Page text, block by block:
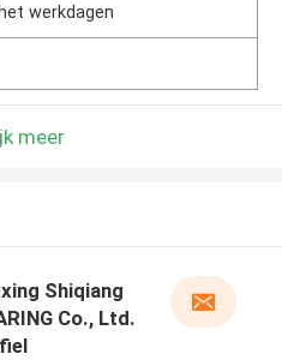
werkdagen
meer
Shiqiang
Co., Ltd.